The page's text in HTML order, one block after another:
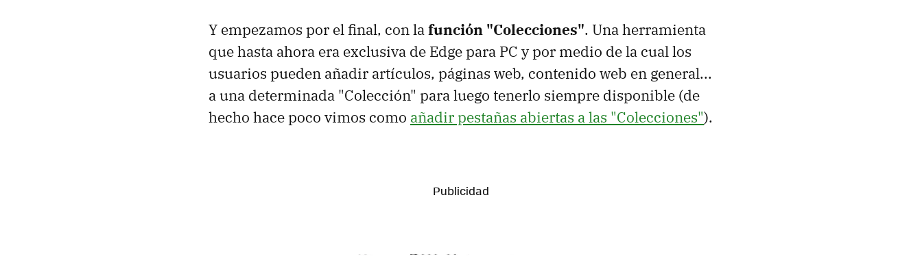
Y empezamos por el final, con lafunción "Colecciones". Una herramienta
que hasta ahora era exclusiva de Edge para PC y por medio de la cual los
usuarios pueden añadir artículos, páginas web, contenido web en general...
a una determinada "Colección" para luego tenerlo siempre disponible (de
hecho hace poco vimos como añadir pestañas abiertas a las "Colecciones").